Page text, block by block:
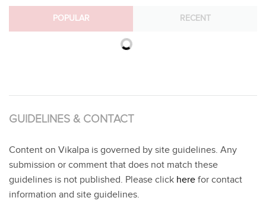
POPULAR RECENT
GUIDELINES & CONTACT
Content on Vikalpa is governed by site guidelines. Any
submission or comment that does not match these
guidelines is not published. Please click here for contact
information and site guidelines.